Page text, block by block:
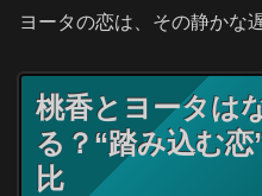
ヨータの恋は、その静かな
桃香とヨータは
る？“踏み込む
比